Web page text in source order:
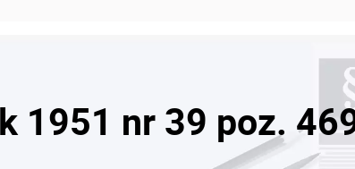
1951 nr 39 poz.